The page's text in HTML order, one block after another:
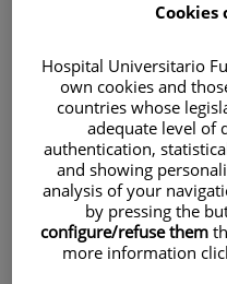
contenido
Selector
Buscar
Cookies
Hospital Universitario
own cookies and
countries whose
adequate level of
authentication,
and showing
analysis of your
by pressing the
configure/refuse them
more information